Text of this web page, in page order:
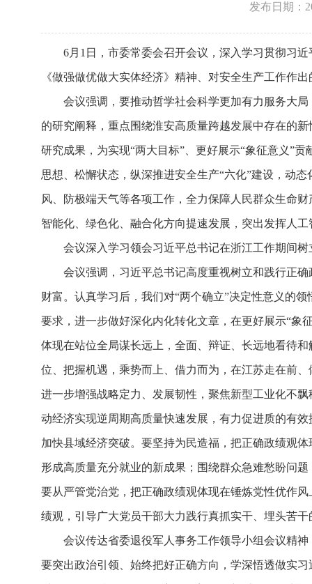
发布日期：
6月1日，市委常委会召开会议，深入学习贯彻习
《做强做优做大实体经济》精神、对安全生产工作作
会议强调，要推动哲学社会科学更加有力服务大
的研究阐释，重点围绕淮安高质量跨越发展中存在的
研究成果，为实现“两大目标”、更好展示“象征意义”
思想、松懈状态，纵深推进安全生产“六化”建设，动
风、防极端天气等各项工作，全力保障人民群众生命
智能化、绿色化、融合化方向提速发展，突出发挥人
会议深入学习领会习近平总书记在浙江工作期间
会议强调，习近平总书记高度重视树立和践行正
财富。认真学习后，我们对“两个确立”决定性意义的
要求，进一步做好深化内化转化文章，在更好展示“象
体现在站位全局谋长远上，全面、辩证、长远地看待
位、把握机遇，乘势而上、借力而为，在江苏走在前
进一步增强战略定力、发展韧性，聚焦新型工业化不
动经济实现逆周期高质量快速发展，有力促进质的有
加快县域经济突破。要坚持为民造福，把正确政绩观
形成高质量充分就业的新成果；围绕群众急难愁盼问
要从严管党治党，把正确政绩观体现在锤炼党性优作
绩观，引导广大党员干部大力践行真抓实干、埋头苦
会议传达省委退役军人事务工作领导小组会议精
要突出政治引领、始终把好正确方向，学深悟透做实